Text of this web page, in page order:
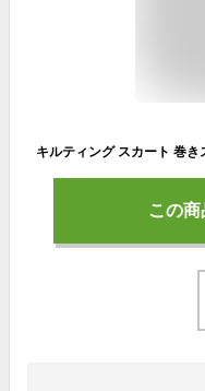
この